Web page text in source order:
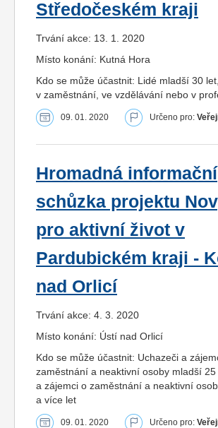
Středočeském kraji
Trvání akce: 13. 1. 2020
Místo konání: Kutná Hora
Kdo se může účastnit: Lidé mladší 30
v zaměstnání, ve vzdělávání nebo v
09. 01. 2020 Určeno pro:
Hromadná informační
schůzka projektu
pro aktivní život v
Pardubickém kraji -
nad Orlicí
Trvání akce: 4. 3. 2020
Místo konání: Ústí nad Orlicí
Kdo se může účastnit: Uchazeči a
zaměstnání a neaktivní osoby mladší
a zájemci o zaměstnání a neaktivní
a více let
09. 01. 2020 Určeno pro: